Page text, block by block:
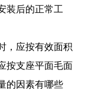
装后的正常工
，应按有效面积
按支座平面毛面
的因素有哪些